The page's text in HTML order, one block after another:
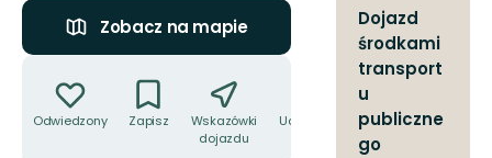
Zobacz na mapie
Odwiedzony Zapisz
Wskazówki
dojazdu
Udostępnij
Dojazd
środkami
transport
u
publiczne
go